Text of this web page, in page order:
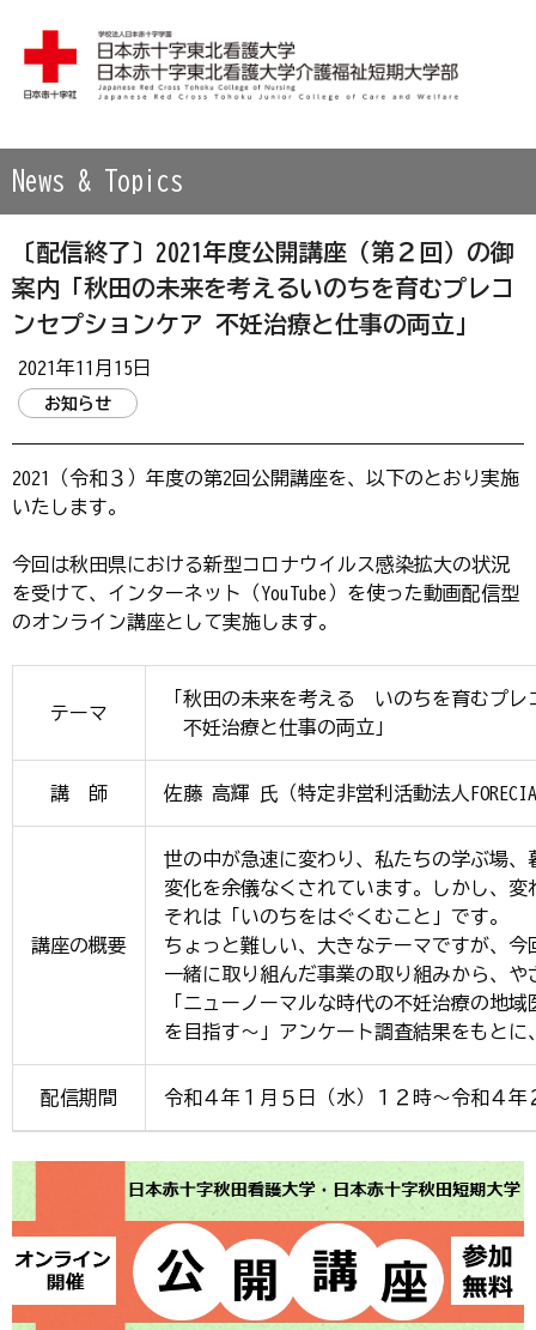
News & Topics
〔配信終了〕2021年度公開講座（第２回）の御
案内「秋田の未来を考えるいのちを育むプレコ
ンセプションケア 不妊治療と仕事の両立」
2021年11月15日
お知らせ
2021（令和３）年度の第2回公開講座を、以下のとおり実施
いたします。
今回は秋田県における新型コロナウイルス感染拡大の状況
を受けて、インターネット（YouTube）を使った動画配信型
のオンライン講座として実施します。
テーマ
「秋田の未来を考える いのちを育むプレ
不妊治療と仕事の両立」
講 師 佐藤 高輝 氏（特定非営利活動法人
講座の概要
世の中が急速に変わり、私たちの学ぶ場
変化を余儀なくされています。しかし、
それは「いのちをはぐくむこと」です。
ちょっと難しい、大きなテーマですが、今
一緒に取り組んだ事業の取り組みから、
「ニューノーマルな時代の不妊治療の地
を目指す～」アンケート調査結果をもと
配信期間 令和４年１月５日（水）１２時～令和４年